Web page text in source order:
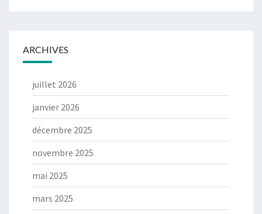
ARCHIVES
juillet 2026
janvier 2026
décembre 2025
novembre 2025
mai 2025
mars 2025